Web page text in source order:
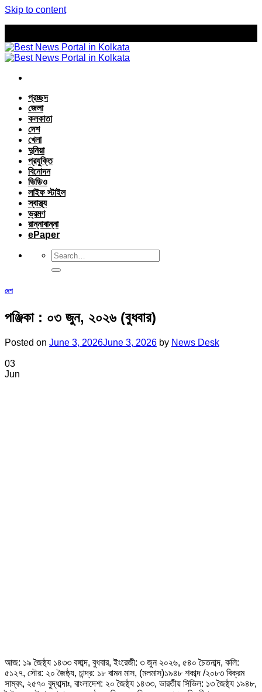
Skip to content
প্রচ্ছদ
জেলা
কলকাতা
দেশ
খেলা
দুনিয়া
প্রযুক্তি
বিনোদন
ভিডিও
লাইফ স্টাইল
স্বাস্থ্য
ভ্রমণ
রান্নাবান্না
ePaper
দেশ
পঞ্জিকা : ০৩ জুন, ২০২৬ (বুধবার)
Posted on June 3, 2026June 3, 2026 by News Desk
03
Jun
আজ: ১৯ জৈষ্ঠ্য ১৪৩৩ বঙ্গাব্দ, বুধবার, ইংরেজী: ৩ জুন ২০২৬, ৫৪০ চৈতনাব্দ, কলি:
৫১২৭, সৌর: ২০ জৈষ্ঠ্য, চান্দ্র: ১৮ বামন মাস, (মলমাস)১৯৪৮ শকাব্দ /২০৮৩ বিক্রম
সাম্বৎ, ২৫৭০ বুদ্ধাব্দাঃ, বাংলাদেশ: ২০ জৈষ্ঠ্য ১৪৩৩, ভারতীয় সিভিল: ১৩ জৈষ্ঠ্য ১৯৪৮,